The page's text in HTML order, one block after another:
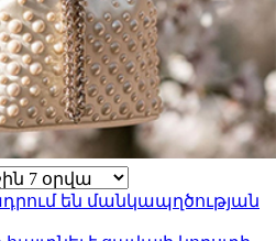
են մանկապղծության